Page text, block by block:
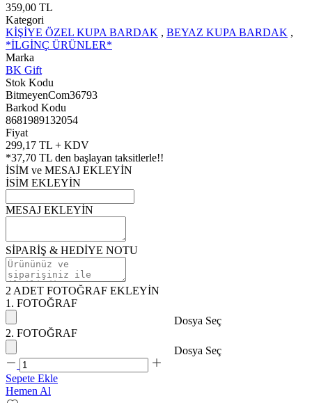
359,00 TL
Kategori
KİŞİYE ÖZEL KUPA BARDAK , BEYAZ KUPA BARDAK ,
*İLGİNÇ ÜRÜNLER*
Marka
BK Gift
Stok Kodu
BitmeyenCom36793
Barkod Kodu
8681989132054
Fiyat
299,17 TL + KDV
*37,70 TL den başlayan taksitlerle!!
İSİM ve MESAJ EKLEYİN
İSİM EKLEYİN
MESAJ EKLEYİN
SİPARİŞ & HEDİYE NOTU
2 ADET FOTOĞRAF EKLEYİN
1. FOTOĞRAF
Dosya Seç
2. FOTOĞRAF
Dosya Seç
Sepete Ekle
Hemen Al